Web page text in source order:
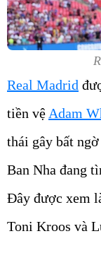
Real Madrid
tiền vệ Adam
thái gây bất
Ban Nha đang
Đây được xem
Toni Kroos và